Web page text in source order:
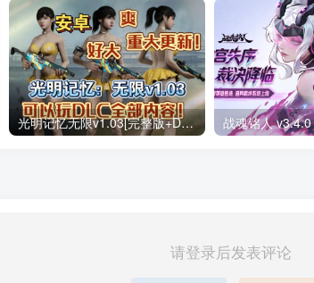
光明记忆无限v1.03[完整版+DLC+mod版]Steam移植
请登录后发表评论